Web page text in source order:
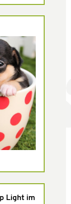
Light im